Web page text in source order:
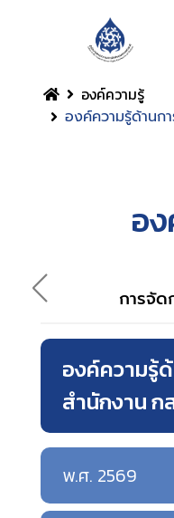
องค์ความรู้
องค์ความรู้ด้านก
อ
การจัด
องค์ความรู้
สำนักงาน ก
พ.ศ. 2569